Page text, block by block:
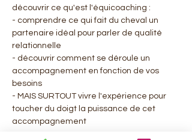
découvrir ce qu'est l'équicoaching :
- comprendre ce qui fait du cheval un
partenaire idéal pour parler de qualité
relationnelle
- découvrir comment se déroule un
accompagnement en fonction de vos
besoins
- MAIS SURTOUT vivre l'expérience pour
toucher du doigt la puissance de cet
accompagnement